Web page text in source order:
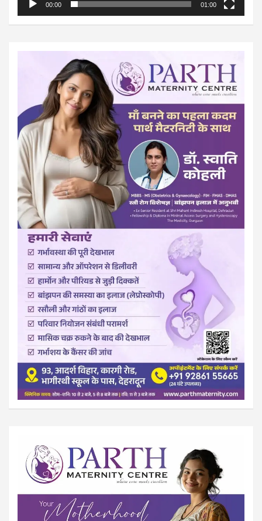
00:00 01:00